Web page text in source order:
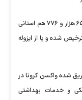
همچنین از ابتدای شیوع این بیماری تاکنون ۶۵۳ هزار و ۷۷۶ هم استانی
ترخیص شده و یا از ایزوله
شده واکسن کرونا در
و خدمات بهداشتی